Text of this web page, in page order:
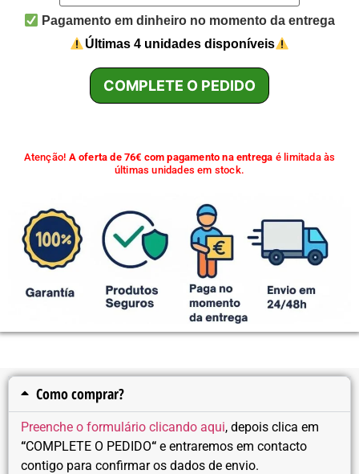
Pagamento em dinheiro no momento da entrega
Últimas 4 unidades disponíveis
COMPLETE O PEDIDO
Atenção! A oferta de 76€ com pagamento na entrega é limitada às
últimas unidades em stock.
Como comprar?
Preenche o formulário clicando aqui, depois clica em
“COMPLETE O PEDIDO“ e entraremos em contacto
contigo para confirmar os dados de envio.